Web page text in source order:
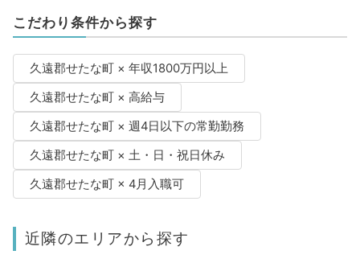
こだわり条件から探す
久遠郡せたな町 × 年収1800万円以上
久遠郡せたな町 × 高給与
久遠郡せたな町 × 週4日以下の常勤勤務
久遠郡せたな町 × 土・日・祝日休み
久遠郡せたな町 × 4月入職可
近隣のエリアから探す